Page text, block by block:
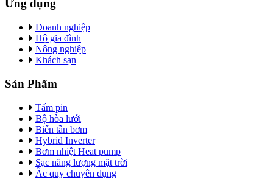
Ứng dụng
Doanh nghiệp
Hộ gia đình
Nông nghiệp
Khách sạn
Sản Phẩm
Tấm pin
Bộ hòa lưới
Biến tần bơm
Hybrid Inverter
Bơm nhiệt Heat pump
Sạc năng lượng mặt trời
Ắc quy chuyên dụng